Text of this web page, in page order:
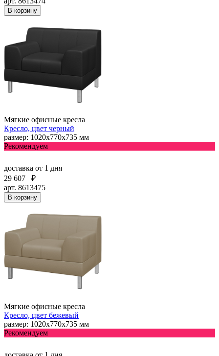
В корзину
Мягкие офисные кресла
Кресло, цвет черный
размер: 1020х770х735 мм
Рекомендуем
доставка от 1 дня
29 607
₽
арт. 8613475
В корзину
Мягкие офисные кресла
Кресло, цвет бежевый
размер: 1020х770х735 мм
Рекомендуем